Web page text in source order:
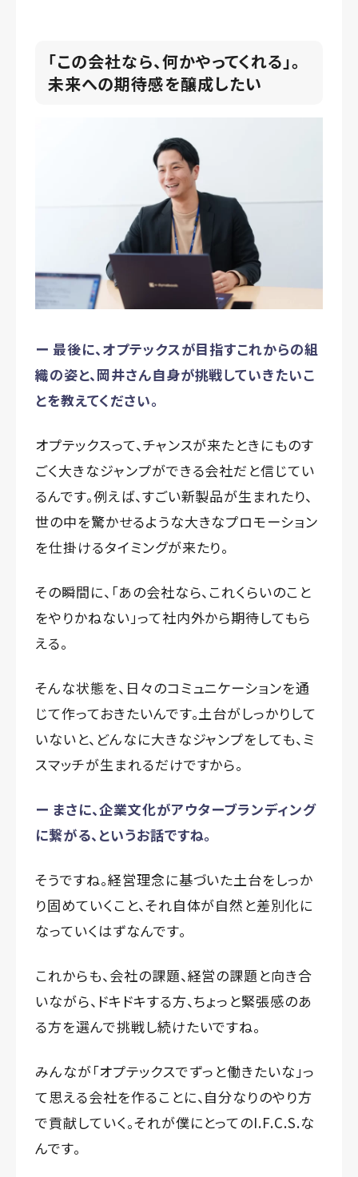
「この会社なら、何かやってくれる」。
未来への期待感を醸成したい
ー 最後に、オプテックスが目指すこれからの組
織の姿と、岡井さん自身が挑戦していきたいこ
とを教えてください。
オプテックスって、チャンスが来たときにものす
ごく大きなジャンプができる会社だと信じてい
るんです。例えば、すごい新製品が生まれたり、
世の中を驚かせるような大きなプロモーション
を仕掛けるタイミングが来たり。
その瞬間に、「あの会社なら、これくらいのこと
をやりかねない」って社内外から期待してもら
える。
そんな状態を、日々のコミュニケーションを通
じて作っておきたいんです。土台がしっかりして
いないと、どんなに大きなジャンプをしても、ミ
スマッチが生まれるだけですから。
ー まさに、企業文化がアウターブランディング
に繋がる、というお話ですね。
そうですね。経営理念に基づいた土台をしっか
り固めていくこと、それ自体が自然と差別化に
なっていくはずなんです。
これからも、会社の課題、経営の課題と向き合
いながら、ドキドキする方、ちょっと緊張感のあ
る方を選んで挑戦し続けたいですね。
みんなが「オプテックスでずっと働きたいな」っ
て思える会社を作ることに、自分なりのやり方
で貢献していく。それが僕にとってのI.F.C.S.な
んです。